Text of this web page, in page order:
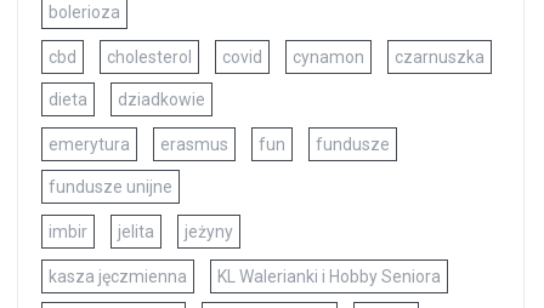
bolerioza
cbd cholesterol covid cynamon czarnuszka
dieta dziadkowie
emerytura erasmus fun fundusze
fundusze unijne
imbir jelita jeżyny
kasza jęczmienna KL Walerianki i Hobby Seniora